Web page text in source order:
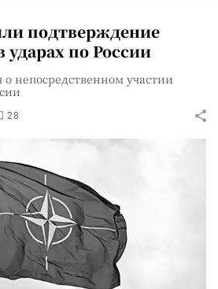
подтверждение
ударах по России
непосредственном участии
28